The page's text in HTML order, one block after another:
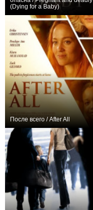
(Dying for a Baby)
После всего / After All